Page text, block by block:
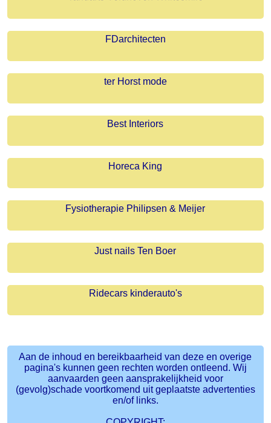
FDarchitecten
ter Horst mode
Best Interiors
Horeca King
Fysiotherapie Philipsen & Meijer
Just nails Ten Boer
Ridecars kinderauto's
Aan de inhoud en bereikbaarheid van deze en overige
pagina's kunnen geen rechten worden ontleend. Wij
aanvaarden geen aansprakelijkheid voor
(gevolg)schade voortkomend uit geplaatste advertenties
en/of links.